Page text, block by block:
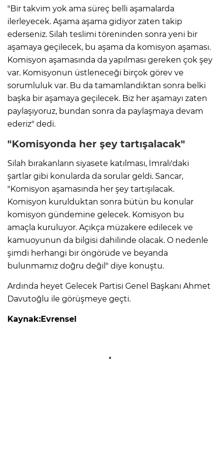
"Bir takvim yok ama süreç belli aşamalarda
ilerleyecek. Aşama aşama gidiyor zaten takip
ederseniz. Silah teslimi töreninden sonra yeni bir
aşamaya geçilecek, bu aşama da komisyon aşaması.
Komisyon aşamasında da yapılması gereken çok şey
var. Komisyonun üstleneceği birçok görev ve
sorumluluk var. Bu da tamamlandıktan sonra belki
başka bir aşamaya geçilecek. Biz her aşamayı zaten
paylaşıyoruz, bundan sonra da paylaşmaya devam
ederiz" dedi.
"Komisyonda her şey tartışalacak"
Silah bırakanların siyasete katılması, İmralı'daki
şartlar gibi konularda da sorular geldi. Sancar,
"Komisyon aşamasında her şey tartışılacak.
Komisyon kurulduktan sonra bütün bu konular
komisyon gündemine gelecek. Komisyon bu
amaçla kuruluyor. Açıkça müzakere edilecek ve
kamuoyunun da bilgisi dahilinde olacak. O nedenle
şimdi herhangi bir öngörüde ve beyanda
bulunmamız doğru değil" diye konuştu.
Ardında heyet Gelecek Partisi Genel Başkanı Ahmet
Davutoğlu ile görüşmeye geçti.
Kaynak:Evrensel